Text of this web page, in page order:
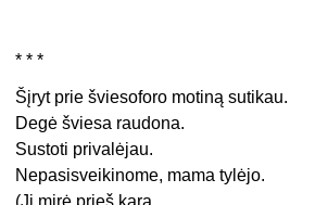
* * *
Šįryt prie šviesoforo motiną sutikau.
Degė šviesa raudona.
Sustoti privalėjau.
Nepasisveikinome, mama tylėjo.
(Ji mirė prieš karą,